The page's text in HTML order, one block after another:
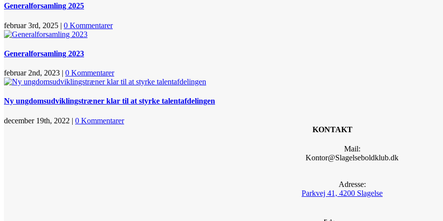
Generalforsamling 2025
februar 3rd, 2025 | 0 Kommentarer
Generalforsamling 2023
februar 2nd, 2023 | 0 Kommentarer
Ny ungdomsudviklingstræner klar til at styrke talentafdelingen
december 19th, 2022 | 0 Kommentarer
KONTAKT
Mail:
Kontor@Slagelseboldklub.dk
Adresse:
Parkvej 41, 4200 Slagelse